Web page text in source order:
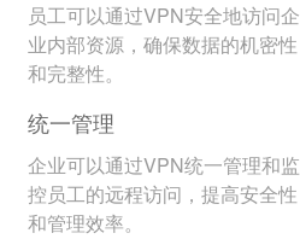
员工可以通过VPN安全地访问企
业内部资源，确保数据的机密性
和完整性。
统一管理
企业可以通过VPN统一管理和监
控员工的远程访问，提高安全性
和管理效率。